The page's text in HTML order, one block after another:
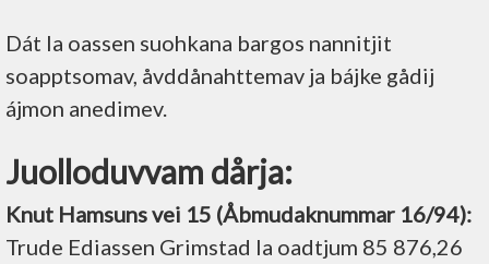
Dát la oassen suohkana bargos nannitjit
soapptsomav, åvddånahttemav ja bájke gådij
ájmon anedimev.
Juolloduvvam dårja:
Knut Hamsuns vei 15 (Åbmudaknummar 16/94):
Trude Ediassen Grimstad la oadtjum 85 876,26